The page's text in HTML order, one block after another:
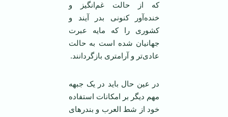
که از حالت غم‌انگيز و
خنده‌آور کنونی بدر آيند و
کشوری را که مايه عبرت
جهانيان شده است به حالت
عادی‌تر و آرامتری بازگردانند.
در عين حال بايد در يک جبهه
مهم ديگر بر امکانات استفاده
خود از شط العرب و بندرهای